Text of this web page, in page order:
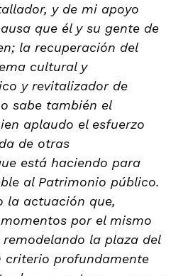
y de mi apoyo
que él y su gente de
la recuperación del
cultural y
y revitalizador de
sabe también el
aplaudo el esfuerzo
de otras
está haciendo para
al Patrimonio público.
la actuación que,
por el mismo
la plaza del
criterio profundamente